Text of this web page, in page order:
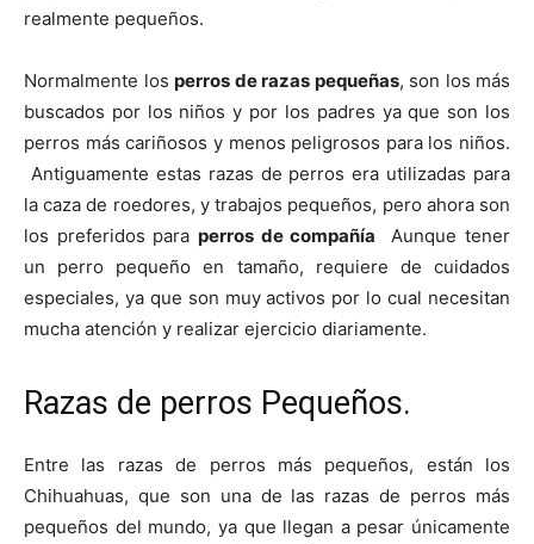
de
Perros
–
Fotos
de
realmente pequeños.
Normalmente los perros de razas pequeñas, son los más
buscados por los niños y por los padres ya que son los
perros más cariñosos y menos peligrosos para los niños.
Antiguamente estas razas de perros era utilizadas para
la caza de roedores, y trabajos pequeños, pero ahora son
los preferidos para perros de compañía Aunque tener
un perro pequeño en tamaño, requiere de cuidados
especiales, ya que son muy activos por lo cual necesitan
mucha atención y realizar ejercicio diariamente.
Razas de perros Pequeños.
Entre las razas de perros más pequeños, están los
Chihuahuas, que son una de las razas de perros más
pequeños del mundo, ya que llegan a pesar únicamente